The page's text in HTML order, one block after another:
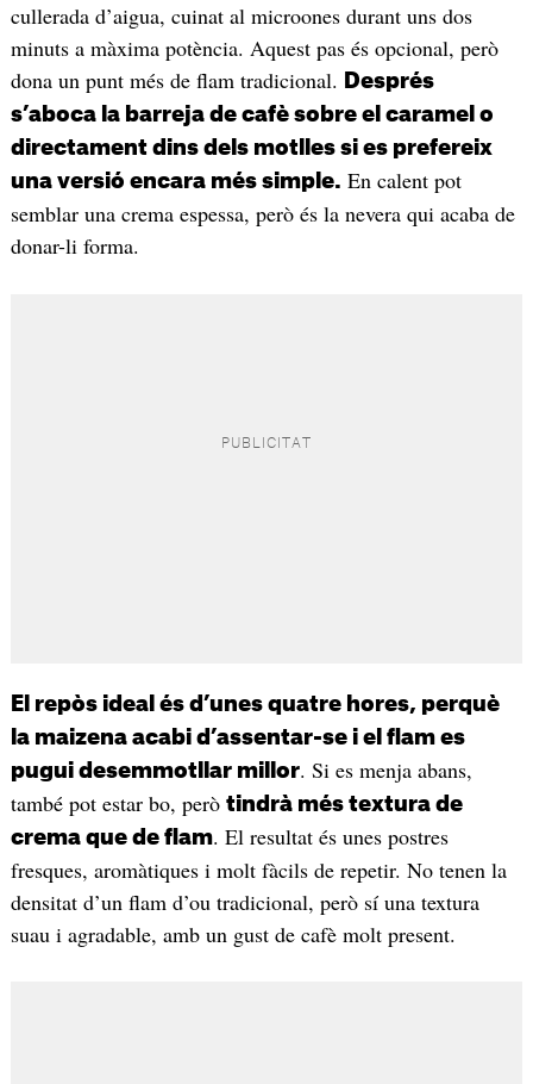
cullerada d’aigua, cuinat al microones durant uns dos
minuts a màxima potència. Aquest pas és opcional, però
dona un punt més de flam tradicional.
Després
s’aboca la barreja de cafè sobre el caramel o
directament dins dels motlles si es prefereix
una versió encara més simple. En calent pot
semblar una crema espessa, però és la nevera qui acaba de
donar-li forma.
El repòs ideal és d’unes quatre hores, perquè
la maizena acabi d’assentar-se i el flam es
pugui desemmotllar millor. Si es menja abans,
també pot estar bo, però tindrà més textura de
crema que de flam. El resultat és unes postres
fresques, aromàtiques i molt fàcils de repetir. No tenen la
densitat d’un flam d’ou tradicional, però sí una textura
suau i agradable, amb un gust de cafè molt present.